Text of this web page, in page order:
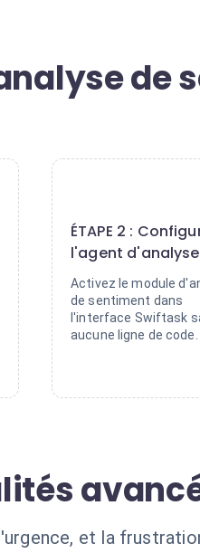
de
ÉTAPE 2 :
l'agent d'analyse
Activez le module
de sentiment dans
l'interface Swiftask
aucune ligne de code.
et la